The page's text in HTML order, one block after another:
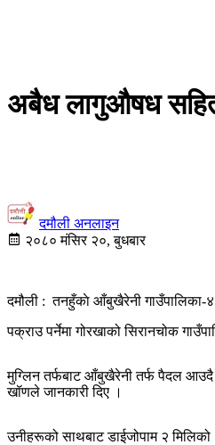
अबैध लागुऔषध
दमौली अनलाइन
२०८० मंसिर २०, बुधबार
दमौली : तनहुँकाे आँबुखैरेनी गाउँपालिका-
पक्राउ पर्नेमा गोरखाको सिरानचोक
मुग्लिन तर्फबाट आँबुखैरेनी तर्फ पैदल आउदै
खॉणले जानकारी दिए ।
उनीहरूको साथबाट डाईजोपाम २